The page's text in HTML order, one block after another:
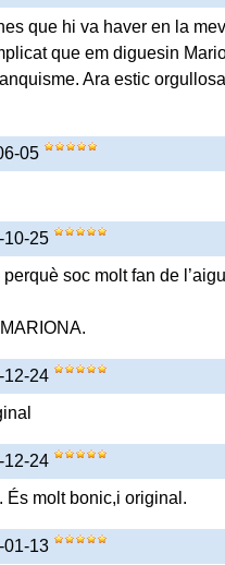
que hi va haver en la
que em diguesin
Ara estic
05
10-25
soc molt fan de
12-24
12-24
És molt bonic,i original.
01-13